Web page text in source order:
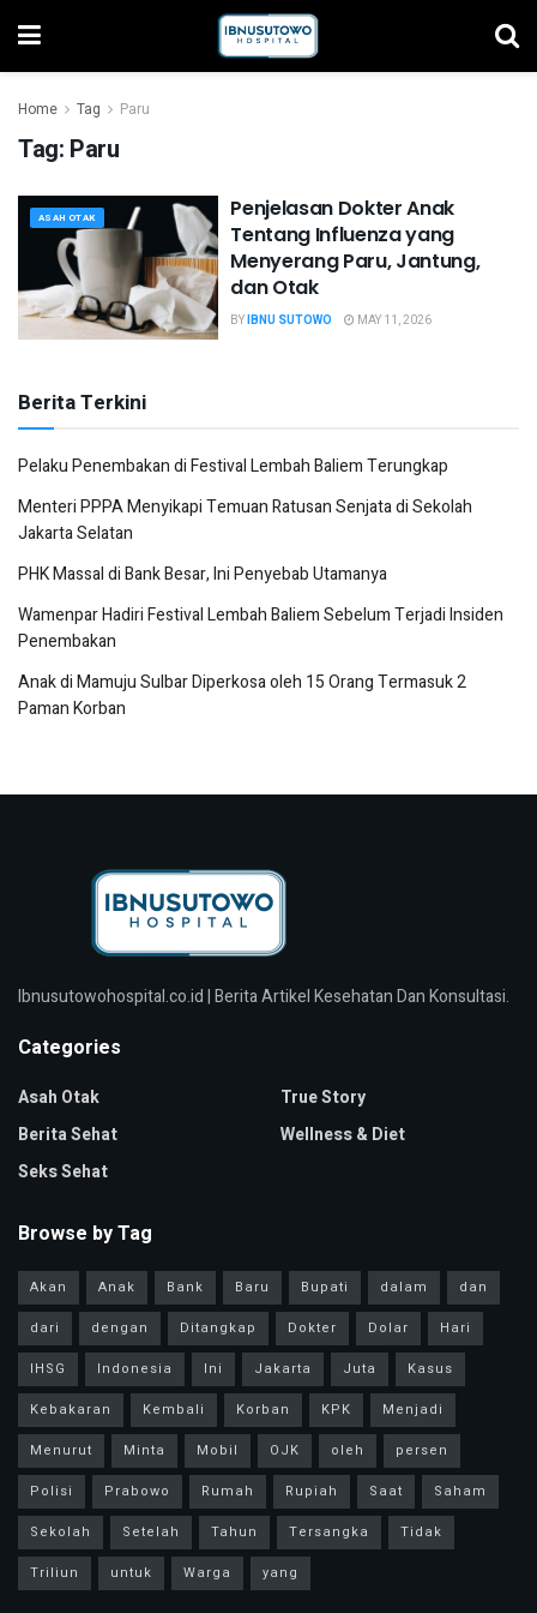
Home Tag Paru
Tag: Paru
ASAH OTAK
Penjelasan Dokter Anak
Tentang Influenza yang
Menyerang Paru, Jantung,
dan Otak
BYIBNU SUTOWO MAY 11, 2026
Berita Terkini
Pelaku Penembakan di Festival Lembah Baliem Terungkap
Menteri PPPA Menyikapi Temuan Ratusan Senjata di Sekolah
Jakarta Selatan
PHK Massal di Bank Besar, Ini Penyebab Utamanya
Wamenpar Hadiri Festival Lembah Baliem Sebelum Terjadi Insiden
Penembakan
Anak di Mamuju Sulbar Diperkosa oleh 15 Orang Termasuk 2
Paman Korban
Ibnusutowohospital.co.id | Berita Artikel Kesehatan Dan Konsultasi.
Categories
Asah Otak
Berita Sehat
Seks Sehat
True Story
Wellness & Diet
Browse by Tag
Akan Anak Bank Baru Bupati dalam
dan
dari
dengan Ditangkap Dokter Dolar
Hari
IHSG
Indonesia Ini Jakarta Juta
Kasus
Kebakaran
Kembali Korban KPK
Menjadi
Menurut
Minta Mobil OJK oleh
persen
Polisi
Prabowo Rumah Rupiah Saat
Saham
Sekolah
Setelah Tahun Tersangka
Tidak
Triliun
untuk Warga yang